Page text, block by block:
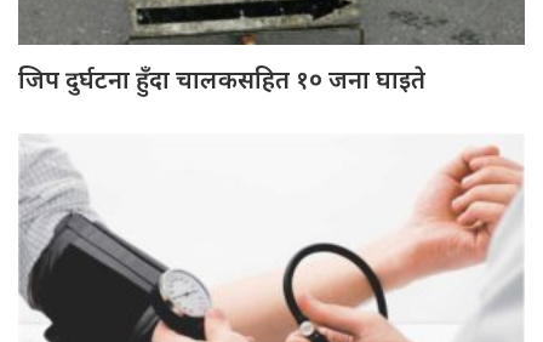
जिप दुर्घटना हुँदा चालकसहित १० जना घाइते